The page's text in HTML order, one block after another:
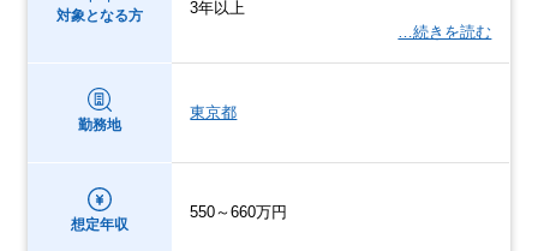
対象となる方
3年以上
…続きを読む
勤務地
東京都
想定年収
550～660万円